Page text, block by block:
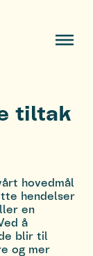
tiltak
hovedmål
hendelser
en
å
blir til
og mer